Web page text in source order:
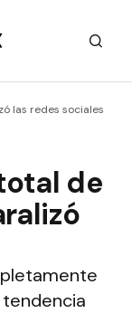
las redes sociales
de